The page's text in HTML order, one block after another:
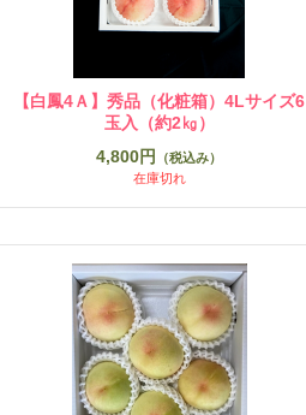
【白鳳4Ａ】秀品（化粧箱）4Lサイズ6
玉入（約2㎏）
4,800円
（税込み）
在庫切れ